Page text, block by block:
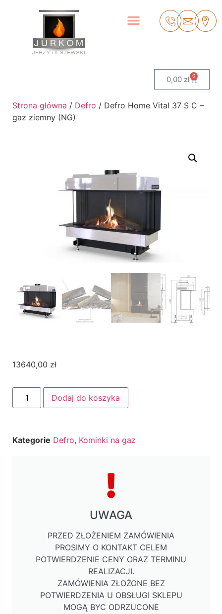
0,00 zł 0
Strona główna / Defro / Defro Home Vital 37 S C –
gaz ziemny (NG)
13640,00 zł
Dodaj do koszyka
Kategorie Defro, Kominki na gaz
UWAGA
PRZED ZŁOŻENIEM ZAMÓWIENIA
PROSIMY O KONTAKT CELEM
POTWIERDZENIE CENY ORAZ TERMINU
REALIZACJI.
ZAMÓWIENIA ZŁOŻONE BEZ
POTWIERDZENIA U OBSŁUGI SKLEPU
MOGĄ BYC ODRZUCONE